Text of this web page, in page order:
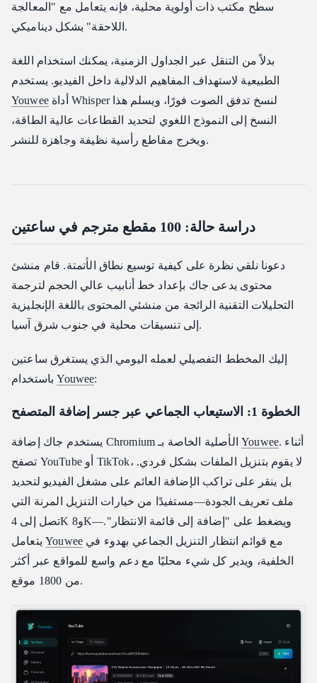
سطح مكتب ذات أولوية محلية، فإنه يتعامل مع "المعالجة
اللاحقة" بشكل ديناميكي.
بدلاً من التنقل عبر الجداول الزمنية، يمكنك استخدام اللغة
الطبيعية لاستهداف المفاهيم الدلالية داخل الفيديو. يستخدم
Youweeأداة Whisper لنسخ تدفق الصوت فورًا، ويسلم هذا
النسخ إلى النموذج اللغوي لتحديد القطاعات عالية الطاقة،
ويخرج مقاطع رأسية نظيفة وجاهزة للنشر.
دراسة حالة: 100 مقطع مترجم في ساعتين
دعونا نلقي نظرة على كيفية توسيع نطاق الأتمتة. قام منشئ
محتوى يدعى جاك بإعداد خط أنابيب عالي الحجم لترجمة
التحليلات التقنية الرائجة من منشئي المحتوى باللغة الإنجليزية
إلى تنسيقات محلية في جنوب شرق آسيا.
إليك المخطط التفصيلي لعمله اليومي الذي يستغرق ساعتين
باستخدامYouwee:
الخطوة 1: الاستيعاب الجماعي عبر جسر إضافة المتصفح
يستخدم جاك إضافة Chromium الأصلية الخاصة بـYouwee. أثناء
تصفح YouTube أو TikTok، لا يقوم بتنزيل الملفات بشكل فردي.
بل ينقر على تراكب الإضافة العائم على مشغل الفيديو لتحديد
ملف تعريف الجودة—مستفيدًا من خيارات التنزيل المرنة التي
تصل إلى 4K و8K—ويضغط على "إضافة إلى قائمة الانتظار".
يتعاملYouwee
الخلفية، ويدير كل شيء محليًا مع دعم واسع للمواقع عبر أكثر
من 1800 موقع.